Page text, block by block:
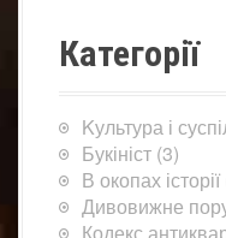
Категорії
Kультура і
Букініст (3)
В окопах історії
Дивовижне